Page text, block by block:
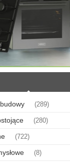
(289)
(280)
(722)
(8)